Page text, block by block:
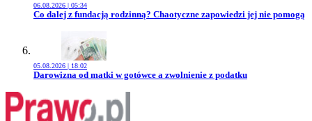
06.08.2026 | 05:34
Przejdź do artykułu:
Co dalej z fundacją rodzinną? Chaotyczne zapowiedzi jej nie pomogą
05.08.2026 | 18:02
Przejdź do artykułu:
Darowizna od matki w gotówce a zwolnienie z podatku